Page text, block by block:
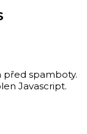
před spamboty.
Javascript.